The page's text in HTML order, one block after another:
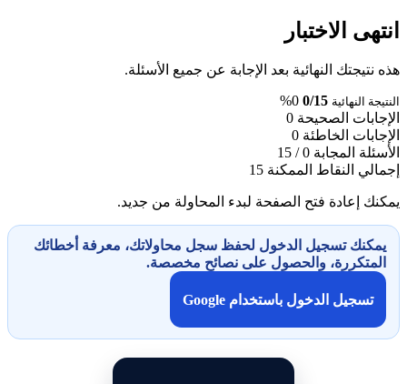
انتهى الاختبار
هذه نتيجتك النهائية بعد الإجابة عن جميع الأسئلة.
النتيجة النهائية 0/15
0%
الإجابات الصحيحة 0
الإجابات الخاطئة 0
الأسئلة المجابة 0 / 15
إجمالي النقاط الممكنة 15
يمكنك إعادة فتح الصفحة لبدء المحاولة من جديد.
يمكنك تسجيل الدخول لحفظ سجل محاولاتك، معرفة أخطائك
المتكررة، والحصول على نصائح مخصصة.
تسجيل الدخول باستخدام Google